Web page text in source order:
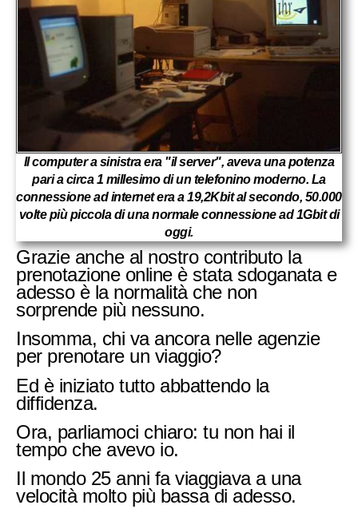
Il computer a sinistra era "il server", aveva una potenza
pari a circa 1 millesimo di un telefonino moderno. La
connessione ad internet era a 19,2Kbit al secondo, 50.000
volte più piccola di una normale connessione ad 1Gbit di
oggi.
Grazie anche al nostro contributo la
prenotazione online è stata sdoganata e
adesso è la normalità che non
sorprende più nessuno.
Insomma, chi va ancora nelle agenzie
per prenotare un viaggio?
Ed è iniziato tutto abbattendo la
diffidenza.
Ora, parliamoci chiaro: tu non hai il
tempo che avevo io.
Il mondo 25 anni fa viaggiava a una
velocità molto più bassa di adesso.